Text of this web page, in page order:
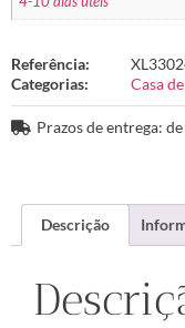
Referência:
Categorias:
Casa
Prazos de entrega:
Descrição